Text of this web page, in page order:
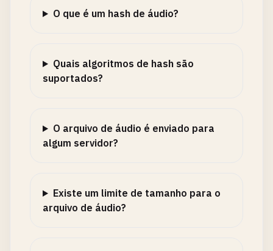
O que é um hash de áudio?
Quais algoritmos de hash são
suportados?
O arquivo de áudio é enviado para
algum servidor?
Existe um limite de tamanho para o
arquivo de áudio?